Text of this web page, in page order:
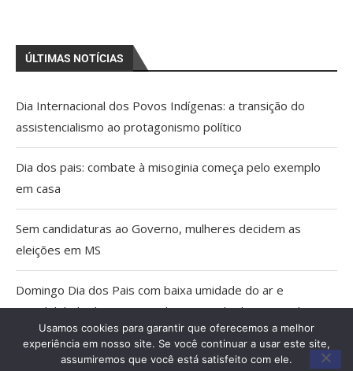
ÚLTIMAS NOTÍCIAS
Dia Internacional dos Povos Indígenas: a transição do
assistencialismo ao protagonismo político
Dia dos pais: combate à misoginia começa pelo exemplo
em casa
Sem candidaturas ao Governo, mulheres decidem as
eleições em MS
Domingo Dia dos Pais com baixa umidade do ar e
possibilidade de tempestade no Estado do Pantanal
Agosto Lilás: Caminhada e palestras em Miranda marcam
Usamos cookies para garantir que oferecemos a melhor
experiência em nosso site. Se você continuar a usar este site,
assumiremos que você está satisfeito com ele.